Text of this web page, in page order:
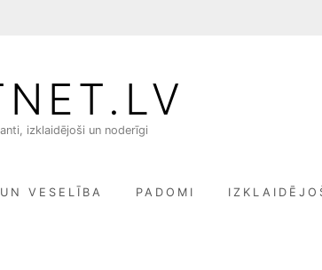
izklaidējoši un noderīgi
VESELĪBA PADOMI